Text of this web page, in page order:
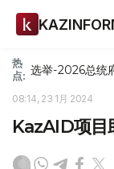
热
点: 选举-2026总统
08:14, 23 1月 2024
KazAID项目